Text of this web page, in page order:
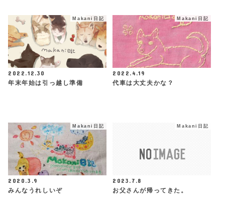
Makani日記
2022.12.30
年末年始は引っ越し準備
Makani日記
2022.4.19
代車は大丈夫かな？
Makani日記
2020.3.9
みんなうれしいぞ
Makani日記
2023.7.8
お父さんが帰ってきた。